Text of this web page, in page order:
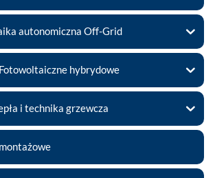
autonomiczna Off-Grid
hybrydowe
i technika grzewcza